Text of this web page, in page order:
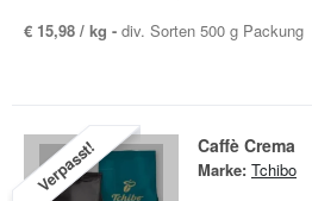
€ 15,98 / kg - div. Sorten 500 g Packung
Verpasst! Caffè Crema
Marke: Tchibo